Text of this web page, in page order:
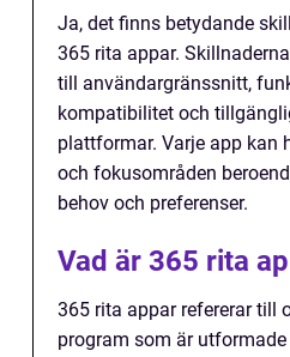
Ja, det finns betydande
365 rita appar.
till användargränssnitt,
kompatibilitet och
plattformar. Varje app kan
och fokusområden
behov och preferenser.
Vad är 365 rita
365 rita appar refererar till
program som är